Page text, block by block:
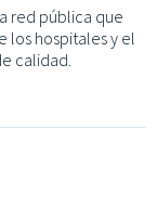
red pública que
los hospitales y el
calidad.